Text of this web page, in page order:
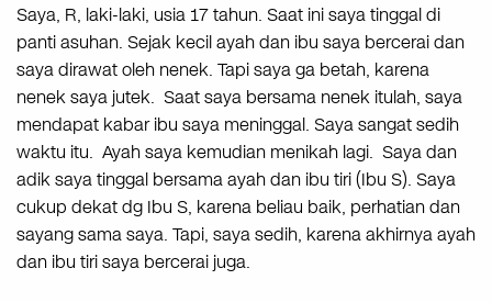
Saya, R, laki-laki, usia 17 tahun. Saat ini saya tinggal di
panti asuhan. Sejak kecil ayah dan ibu saya bercerai dan
saya dirawat oleh nenek. Tapi saya ga betah, karena
nenek saya jutek. Saat saya bersama nenek itulah, saya
mendapat kabar ibu saya meninggal. Saya sangat sedih
waktu itu. Ayah saya kemudian menikah lagi. Saya dan
adik saya tinggal bersama ayah dan ibu tiri (Ibu S). Saya
cukup dekat dg Ibu S, karena beliau baik, perhatian dan
sayang sama saya. Tapi, saya sedih, karena akhirnya ayah
dan ibu tiri saya bercerai juga.